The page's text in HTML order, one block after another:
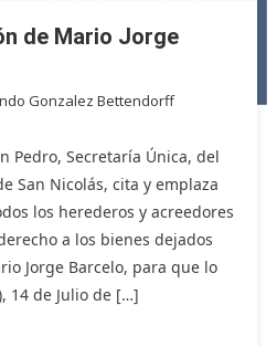
de Mario Jorge
Gonzalez Bettendorff
Pedro, Secretaría Única, del
San Nicolás, cita y emplaza
los herederos y acreedores
a los bienes dejados
Jorge Barcelo, para que lo
14 de Julio de […]